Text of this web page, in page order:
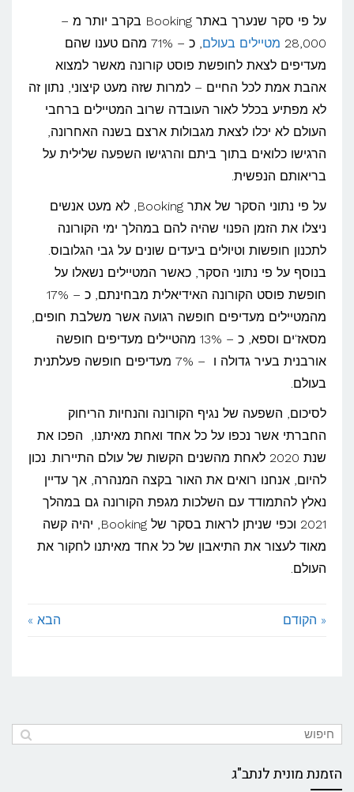
על פי סקר שנערך באתר Booking בקרב יותר מ –
28,000 מטיילים בעולם
, כ – 71% מהם טענו שהם
מעדיפים לצאת לחופשת פוסט קורונה מאשר למצוא
אהבת אמת לכל החיים – למרות שזה מעט קיצוני, נתון זה
לא מפתיע בכלל לאור העובדה שרוב המטיילים ברחבי
העולם לא יכלו לצאת מגבולות ארצם בשנה האחרונה,
הרגישו כלואים בתוך ביתם והרגישו השפעה שלילית על
בריאותם הנפשית.
על פי נתוני הסקר של אתר Booking, לא מעט אנשים
ניצלו את הזמן הפנוי שהיה להם במהלך ימי הקורונה
לתכנון חופשות וטיולים ביעדים שונים על גבי הגלובוס.
בנוסף על פי נתוני הסקר, כאשר המטיילים נשאלו על
חופשת פוסט הקורונה האידיאלית מבחינתם, כ – 17%
מהמטיילים מעדיפים חופשה רגועה אשר משלבת חופים,
מסאז'ים וספא, כ – 13% מהטיילים מעדיפים חופשה
אורבנית בעיר גדולה ו – 7% מעדיפים חופשה פעלתנית
בעולם.
לסיכום, השפעה של נגיף הקורונה והנחיות הריחוק
החברתי אשר נכפו על כל אחד ואחת מאיתנו, הפכו את
שנת 2020 לאחת מהשנים הקשות של עולם התיירות. נכון
להיום, אנחנו רואים את האור בקצה המנהרה, אך עדיין
נאלץ להתמודד עם השלכות מגפת הקורונה גם במהלך
2021 וכפי שניתן לראות בסקר של Booking, יהיה קשה
מאוד לעצור את התיאבון של כל אחד מאיתנו לחקור את
העולם.
« הקודם הבא »
הזמנת מונית לנתב"ג